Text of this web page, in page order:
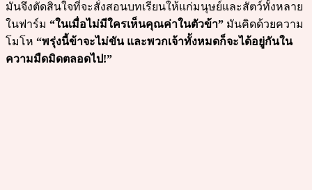
มันจึงตัดสินใจที่จะสั่งสอนบทเรียนให้แก่มนุษย์และสัตว์ทั้งหลาย
ในฟาร์ม “ในเมื่อไม่มีใครเห็นคุณค่าในตัวข้า” มันคิดด้วยความ
โมโห “พรุ่งนี้ข้าจะไม่ขัน และพวกเจ้าทั้งหมดก็จะได้อยู่กันใน
ความมืดมิดตลอดไป!”